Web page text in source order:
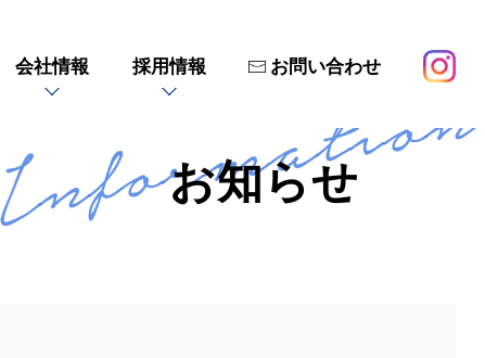
会社情報 採用情報 お問い合わせ
お知らせ
Information